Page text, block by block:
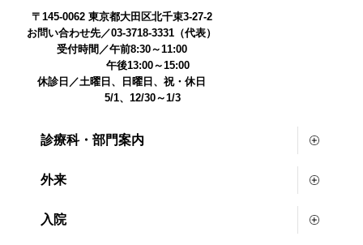
〒145-0062 東京都大田区北千束3-27-2
お問い合わせ先／03-3718-3331（代表）
受付時間／午前8:30～11:00
午後13:00～15:00
休診日／土曜日、日曜日、祝・休日
5/1、12/30～1/3
診療科・部門案内
外来
入院